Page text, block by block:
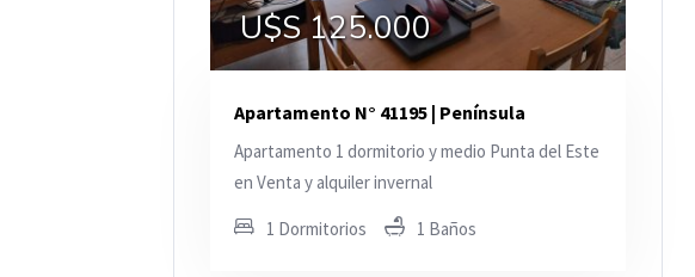
U$S 125.000
Apartamento N° 41195 | Península
Apartamento 1 dormitorio y medio Punta del Este
en Venta y alquiler invernal
1 Dormitorios 1 Baños